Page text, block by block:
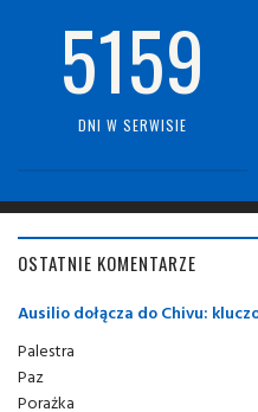
5159
DNI W SERWISIE
OSTATNIE KOMENTARZE
Ausilio dołącza do Chivu:
Palestra
Paz
Porażka